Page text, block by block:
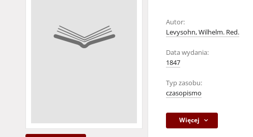
Autor:
Levysohn, Wilhelm. Red.
Data wydania:
1847
Typ zasobu:
czasopismo
Więcej